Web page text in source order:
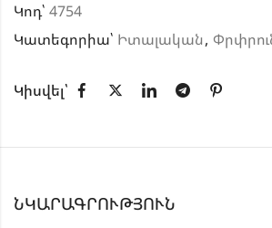
Կոդ՝ 4754
Կատեգորիա՝ Իտալական,
Կիսվել՝
ՆԿԱՐԱԳՐՈՒԹՅՈՒՆ